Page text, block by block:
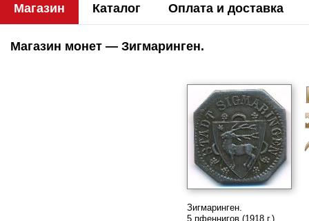
Магазин Каталог Оплата и доставка
Магазин монет — Зигмаринген.
Зигмаринген.
5 пфеннигов (1918 г.)